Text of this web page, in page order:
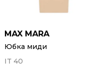
MAX MARA
Юбка миди
IT 40